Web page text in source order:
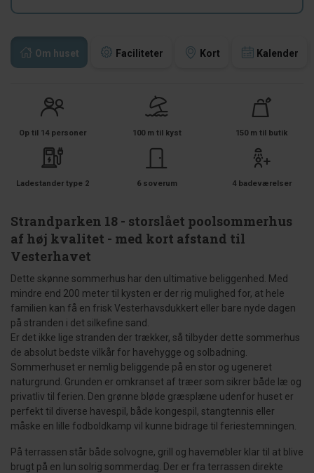
Om huset Faciliteter Kort Kalender
Op til 14 personer 100 m til kyst 150 m til butik
Ladestander type 2 6 soverum 4 badeværelser
Strandparken 18 - storslået poolsommerhus
af høj kvalitet - med kort afstand til
Vesterhavet
Dette skønne sommerhus har den ultimative beliggenhed. Med
mindre end 200 meter til kysten er der rig mulighed for, at hele
familien kan få en frisk Vesterhavsdukkert eller bare nyde dagen
på stranden i det silkefine sand.
Er det ikke lige stranden der trækker, så tilbyder dette sommerhus
de absolut bedste vilkår for havehygge og solbadning.
Sommerhuset er nemlig beliggende på en stor og ugeneret
naturgrund. Grunden er omkranset af træer som sikrer både læ og
privatliv til ferien. Den grønne bløde græsplæne udenfor huset er
perfekt til diverse havespil, både kongespil, stangtennis eller
måske en lille fodboldkamp vil kunne bidrage til feriestemningen.
På terrassen står både solvogne, grill og havemøbler klar til at blive
brugt på en lun solrig sommerdag. Der er fra terrassen direkte